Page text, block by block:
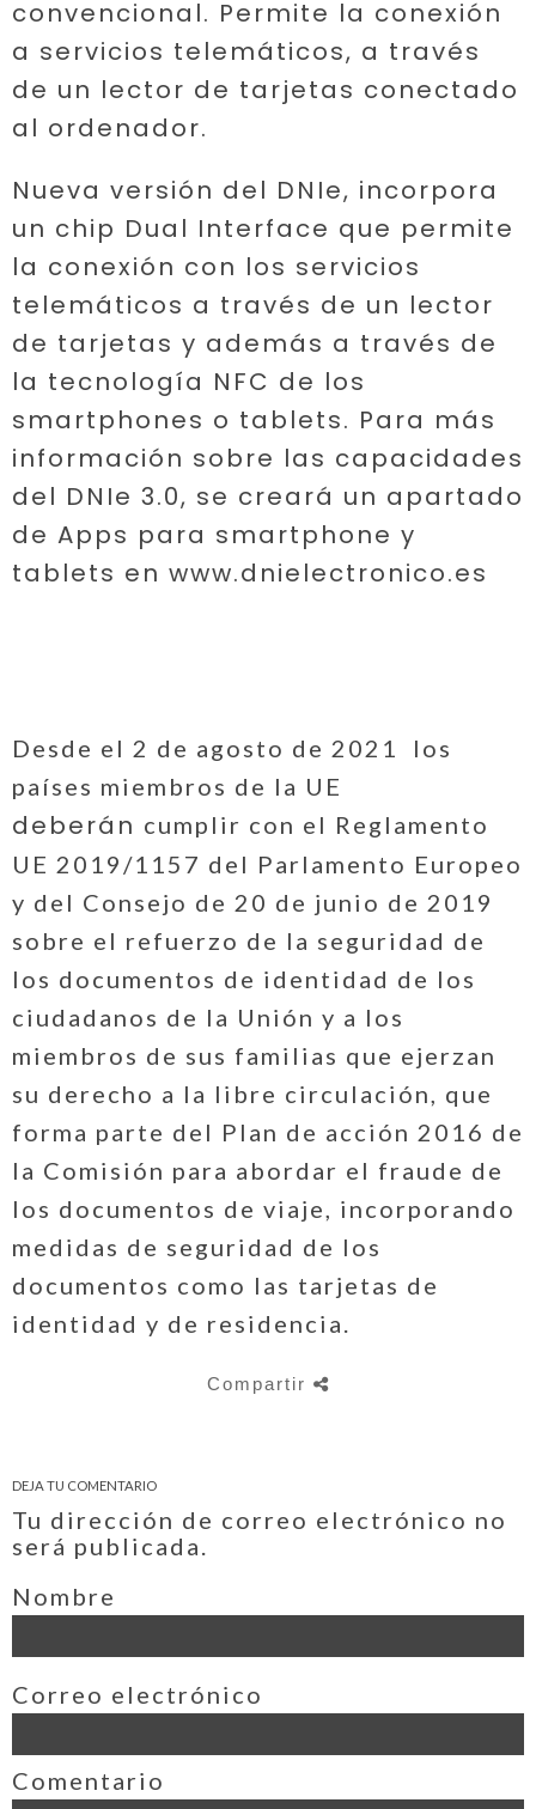
convencional. Permite la conexión
a servicios telemáticos, a través
de un lector de tarjetas conectado
al ordenador.
Nueva versión del DNIe, incorpora
un chip Dual Interface que permite
la conexión con los servicios
telemáticos a través de un lector
de tarjetas y además a través de
la tecnología NFC de los
smartphones o tablets. Para más
información sobre las capacidades
del DNIe 3.0, se creará un apartado
de Apps para smartphone y
tablets en www.dnielectronico.es
Desde el 2 de agosto de 2021 los
países miembros de la UE
deberán cumplir con el Reglamento
UE 2019/1157 del Parlamento Europeo
y del Consejo de 20 de junio de 2019
sobre el refuerzo de la seguridad de
los documentos de identidad de los
ciudadanos de la Unión y a los
miembros de sus familias que ejerzan
su derecho a la libre circulación, que
forma parte del Plan de acción 2016 de
la Comisión para abordar el fraude de
los documentos de viaje, incorporando
medidas de seguridad de los
documentos como las tarjetas de
identidad y de residencia.
Compartir
DEJA TU COMENTARIO
Tu dirección de correo electrónico no
será publicada.
Nombre
Correo electrónico
Comentario